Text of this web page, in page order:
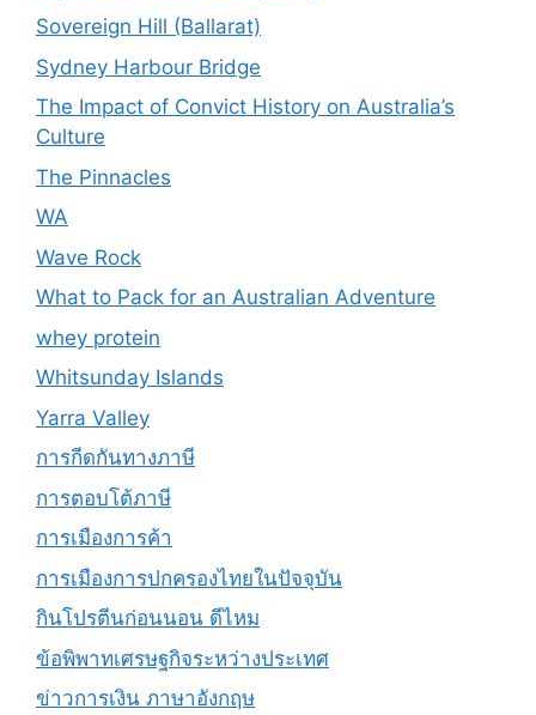
Sovereign Hill (Ballarat)
Sydney Harbour Bridge
The Impact of Convict History on Australia’s
Culture
The Pinnacles
WA
Wave Rock
What to Pack for an Australian Adventure
whey protein
Whitsunday Islands
Yarra Valley
การกีดกันทางภาษี
การตอบโต้ภาษี
การเมืองการค้า
การเมืองการปกครองไทยในปัจจุบัน
กินโปรตีนก่อนนอน ดีไหม
ข้อพิพาทเศรษฐกิจระหว่างประเทศ
ข่าวการเงิน ภาษาอังกฤษ